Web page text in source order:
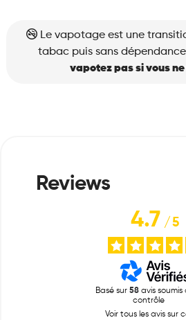
Black
quantité
Le vapotage est une
tabac puis sans
vapotez pas si vous
4.7/5
Basé sur 58 avis soumis
contrôle
Voir tous les avis sur